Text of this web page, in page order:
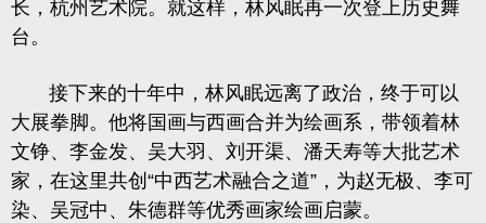
长，杭州艺术院。就这样，林风眠再一次登上历史舞
台。
接下来的十年中，林风眠远离了政治，终于可以
大展拳脚。他将国画与西画合并为绘画系，带领着林
文铮、李金发、吴大羽、刘开渠、潘天寿等大批艺术
家，在这里共创“中西艺术融合之道”，为赵无极、李可
染、吴冠中、朱德群等优秀画家绘画启蒙。